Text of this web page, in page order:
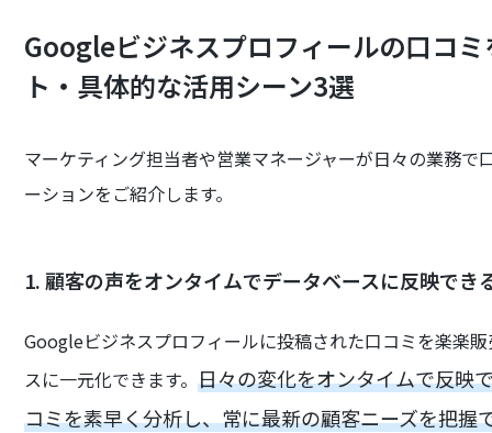
Googleビジネスプロフィールの口コ
ト・具体的な活用シーン3選
マーケティング担当者や営業マネージャーが日々の業務
ーションをご紹介します。
1. 顧客の声をオンタイムでデータベースに反映でき
Googleビジネスプロフィールに投稿された口コミを楽楽
スに一元化できます。日々の変化をオンタイムで反映
コミを素早く分析し、常に最新の顧客ニーズを把握